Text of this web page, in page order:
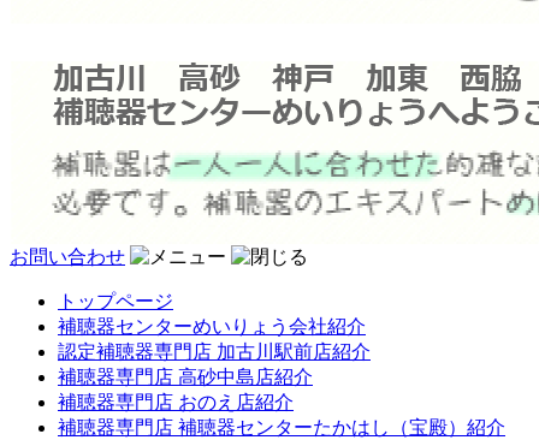
お問い合わせ
トップページ
補聴器センターめいりょう会社紹介
認定補聴器専門店 加古川駅前店紹介
補聴器専門店 高砂中島店紹介
補聴器専門店 おのえ店紹介
補聴器専門店 補聴器センターたかはし（宝殿）紹介